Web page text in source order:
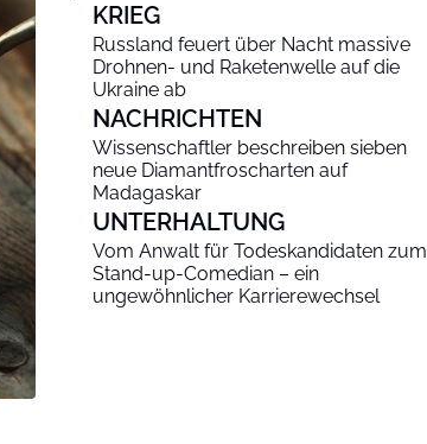
KRIEG
Russland feuert über Nacht massive
Drohnen- und Raketenwelle auf die
Ukraine ab
NACHRICHTEN
Wissenschaftler beschreiben sieben
neue Diamantfroscharten auf
Madagaskar
UNTERHALTUNG
Vom Anwalt für Todeskandidaten zum
Stand-up-Comedian – ein
ungewöhnlicher Karrierewechsel